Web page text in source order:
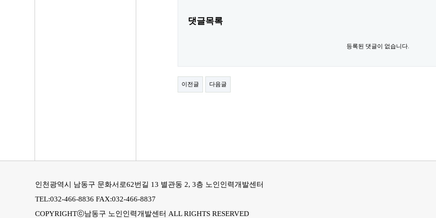
댓글목록
등록된 댓글이 없습니다.
이전글 다음글
인천광역시 남동구 문화서로62번길 13 별관동 2, 3층 노인인력개발센터
TEL:032-466-8836 FAX:032-466-8837
COPYRIGHTⓒ남동구 노인인력개발센터 ALL RIGHTS RESERVED